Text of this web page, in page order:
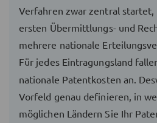
Verfahren zwar zentral startet,
ersten Übermittlungs- und
mehrere nationale
Für jedes Eintragungsland
nationale Patentkosten an.
Vorfeld genau definieren, in
möglichen Ländern Sie Ihr